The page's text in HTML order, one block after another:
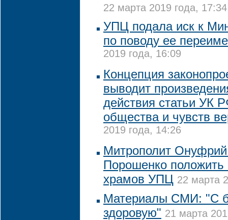
22 марта 2019 года, 17:34
УПЦ подала иск к
по поводу ее
2019 года, 16:09
Концепция
выводит
действия статьи УК
общества и чувств
2019 года, 14:26
Митрополит
Порошенко положить
храмов УПЦ 22 марта
Материалы СМИ: "С
здоровую" 21 марта